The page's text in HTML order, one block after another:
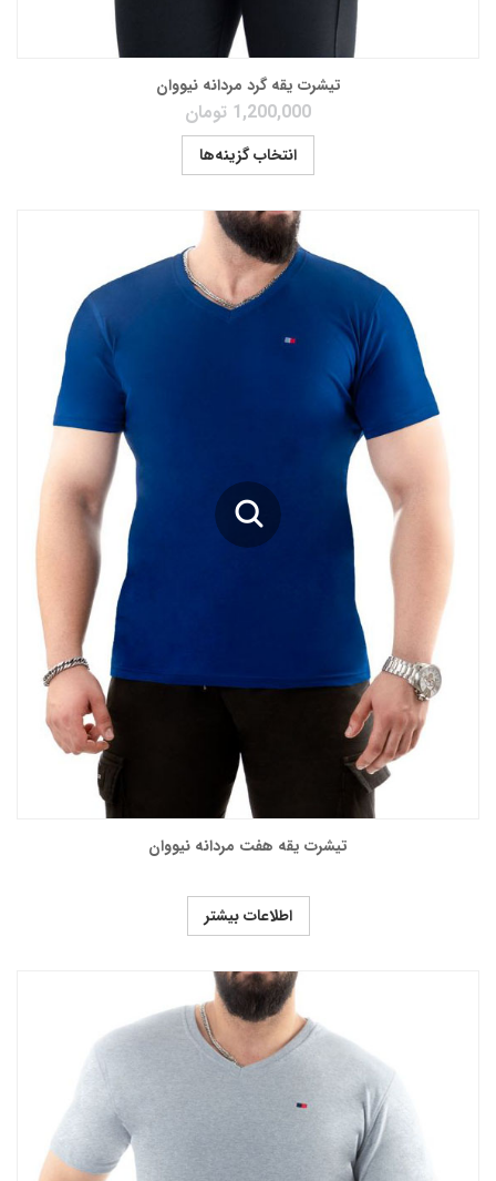
تیشرت یقه گرد مردانه نیووان
1,200,000 تومان
انتخاب گزینه‌ها
تیشرت یقه هفت مردانه نیووان
اطلاعات بیشتر